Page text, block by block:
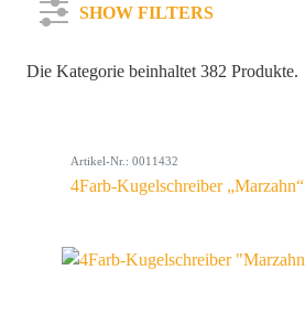
SHOW FILTERS
Farbe
Die Kategorie beinhaltet 382 Produkte.
Artikel-Nr.: 0011432
4Farb-Kugelschreiber „Marzahn“